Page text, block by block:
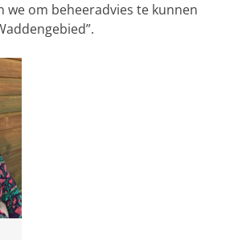
we om beheeradvies te kunnen